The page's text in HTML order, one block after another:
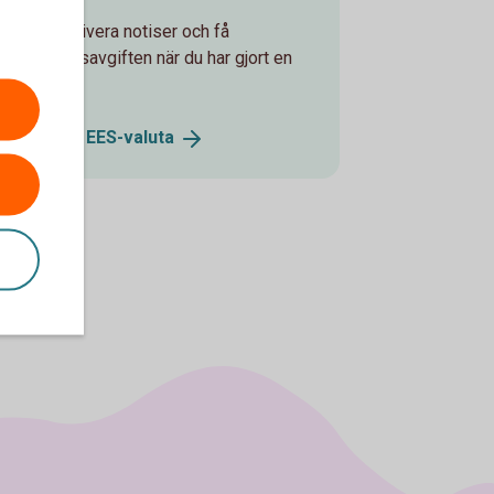
kan du aktivera notiser och få
när du har gjort en
valuta.
i annan EES-valuta